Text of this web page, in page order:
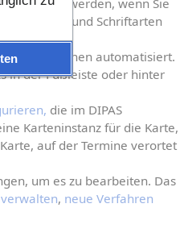
angepasst werden, wenn Sie
der Farben und Schriftarten
Informationen automatisiert.
in der Fußleiste oder hinter
die im DIPAS
Karteninstanz für die Karte,
auf der Termine verortet
um es zu bearbeiten. Das
, neue Verfahren